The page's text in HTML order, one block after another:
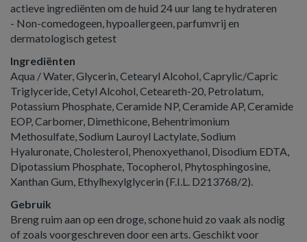
actieve ingrediënten om de huid 24 uur lang te hydrateren
- Non-comedogeen, hypoallergeen, parfumvrij en
dermatologisch getest
Ingrediënten
Aqua / Water, Glycerin, Cetearyl Alcohol, Caprylic/Capric
Triglyceride, Cetyl Alcohol, Ceteareth-20, Petrolatum,
Potassium Phosphate, Ceramide NP, Ceramide AP, Ceramide
EOP, Carbomer, Dimethicone, Behentrimonium
Methosulfate, Sodium Lauroyl Lactylate, Sodium
Hyaluronate, Cholesterol, Phenoxyethanol, Disodium EDTA,
Dipotassium Phosphate, Tocopherol, Phytosphingosine,
Xanthan Gum, Ethylhexylglycerin (F.I.L. D213768/2).
Gebruik
Breng ruim aan op een droge, schone huid zo vaak als nodig
of zoals voorgeschreven door een arts. Geschikt voor